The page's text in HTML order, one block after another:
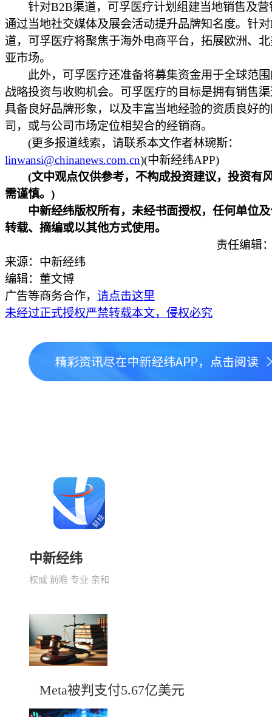
针对B2B渠道，可孚医疗计划组建当地销售及营
通过当地社交媒体及展会活动提升品牌知名度。针
道，可孚医疗将聚焦于海外电商平台，拓展欧洲、
亚市场。
此外，可孚医疗还准备将募集资金用于全球范围
战略投资与收购机会。可孚医疗的目标是拥有销售
具备良好品牌形象，以及丰富当地经验的资质良好
司，或与公司市场定位相契合的经销商。
(更多报道线索，请联系本文作者林琬斯：
linwansi@chinanews.com.cn)(中新经纬APP)
(文中观点仅供参考，不构成投资建议，投资有
需谨慎。)
中新经纬版权所有，未经书面授权，任何单位
转载、摘编或以其他方式使用。
责任编辑
来源：中新经纬
编辑：董文博
广告等商务合作， 请点击这里
未经过正式授权严禁转载本文，侵权必究
中新经纬
权威 前瞻 专业 亲和
Meta被判支付5.67亿美元